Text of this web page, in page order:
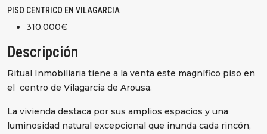
PISO CENTRICO EN VILAGARCIA
310.000€
Descripción
Ritual Inmobiliaria tiene a la venta este magnífico piso en
el centro de Vilagarcia de Arousa.
La vivienda destaca por sus amplios espacios y una
luminosidad natural excepcional que inunda cada rincón,